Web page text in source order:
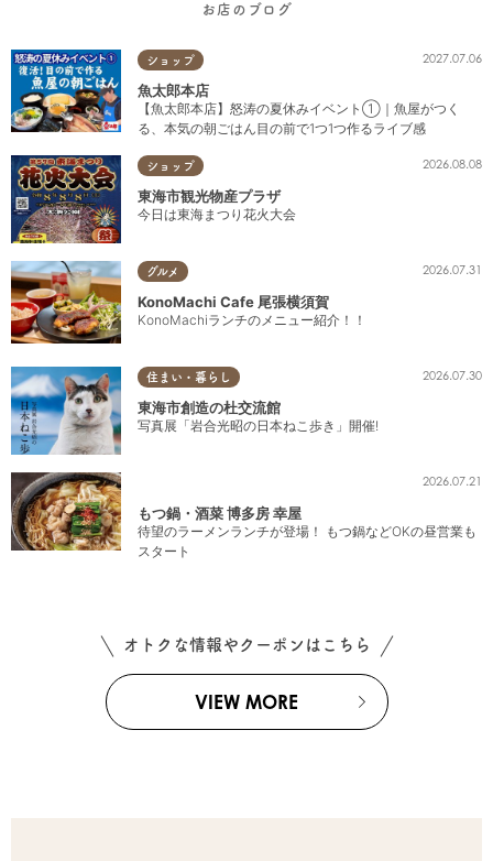
お店のブログ
ショップ 2027.07.06
魚太郎本店
【魚太郎本店】怒涛の夏休みイベント①｜魚屋がつく
る、本気の朝ごはん目の前で1つ1つ作るライブ感
ショップ 2026.08.08
東海市観光物産プラザ
今日は東海まつり花火大会
グルメ 2026.07.31
KonoMachi Cafe 尾張横須賀
KonoMachiランチのメニュー紹介！！
住まい・暮らし 2026.07.30
東海市創造の杜交流館
写真展「岩合光昭の日本ねこ歩き」開催!
2026.07.21
もつ鍋・酒菜 博多房 幸屋
待望のラーメンランチが登場！ もつ鍋などOKの昼営業も
スタート
オトクな情報やクーポンはこちら
VIEW MORE